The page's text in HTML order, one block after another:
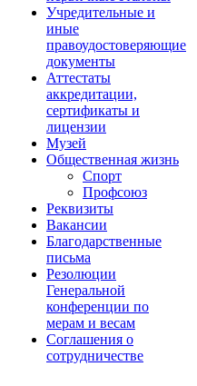
Учредительные и
иные
правоудостоверяющие
документы
Аттестаты
аккредитации,
сертификаты и
лицензии
Музей
Общественная жизнь
Спорт
Профсоюз
Реквизиты
Вакансии
Благодарственные
письма
Резолюции
Генеральной
конференции по
мерам и весам
Соглашения о
сотрудничестве